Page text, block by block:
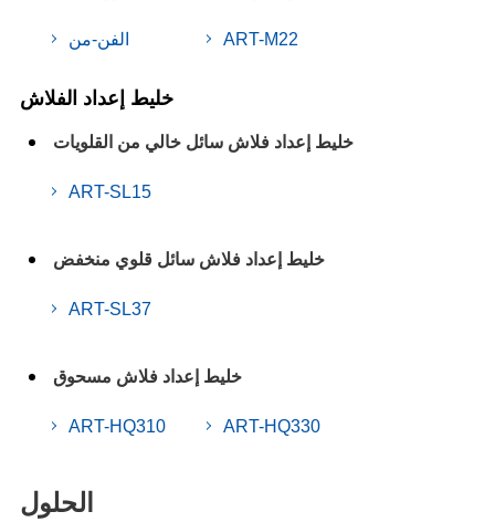
الفن-من ART-M22
خليط إعداد الفلاش
خليط إعداد فلاش سائل خالي من القلويات
ART-SL15
خليط إعداد فلاش سائل قلوي منخفض
ART-SL37
خليط إعداد فلاش مسحوق
ART-HQ310 ART-HQ330
الحلول